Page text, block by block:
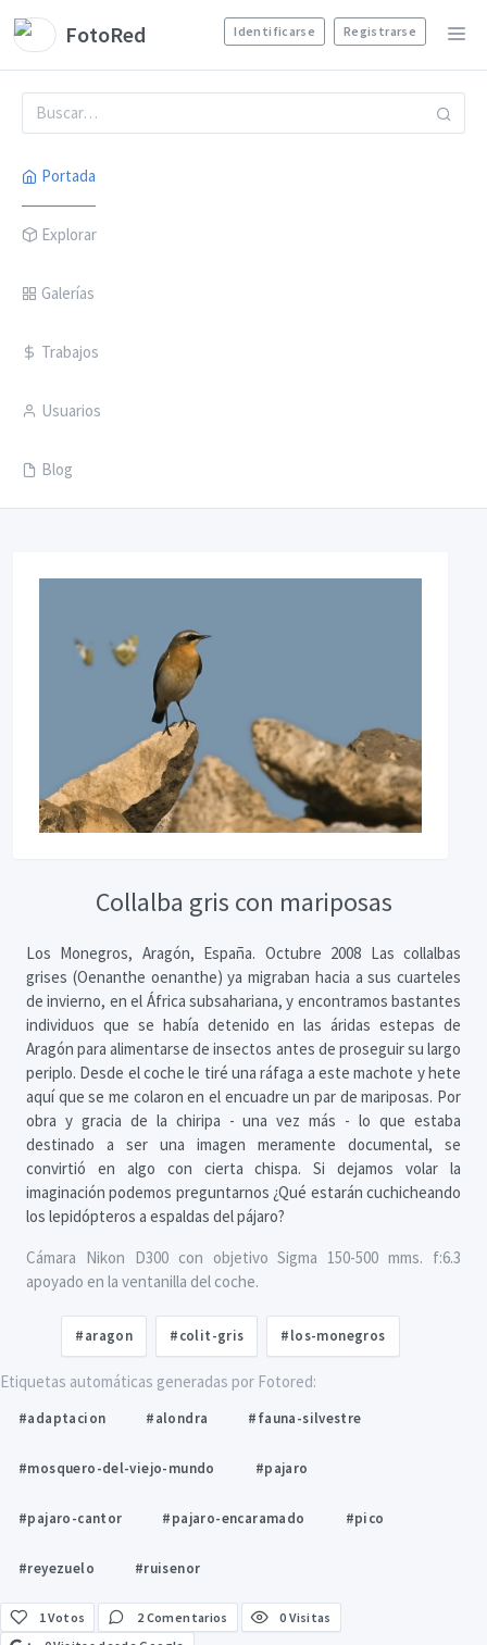
FotoRed Identificarse Registrarse
Portada
Explorar
Galerías
Trabajos
Usuarios
Blog
Collalba gris con mariposas
Los Monegros, Aragón, España. Octubre 2008 Las collalbas
grises (Oenanthe oenanthe) ya migraban hacia a sus cuarteles
de invierno, en el África subsahariana, y encontramos bastantes
individuos que se había detenido en las áridas estepas de
Aragón para alimentarse de insectos antes de proseguir su largo
periplo. Desde el coche le tiré una ráfaga a este machote y hete
aquí que se me colaron en el encuadre un par de mariposas. Por
obra y gracia de la chiripa - una vez más - lo que estaba
destinado a ser una imagen meramente documental, se
convirtió en algo con cierta chispa. Si dejamos volar la
imaginación podemos preguntarnos ¿Qué estarán cuchicheando
los lepidópteros a espaldas del pájaro?
Cámara Nikon D300 con objetivo Sigma 150-500 mms. f:6.3
apoyado en la ventanilla del coche.
#aragon #colit-gris #los-monegros
Etiquetas automáticas generadas por Fotored:
#adaptacion #alondra #fauna-silvestre
#mosquero-del-viejo-mundo #pajaro
#pajaro-cantor #pajaro-encaramado #pico
#reyezuelo #ruisenor
1 Votos 2 Comentarios
0 Visitas